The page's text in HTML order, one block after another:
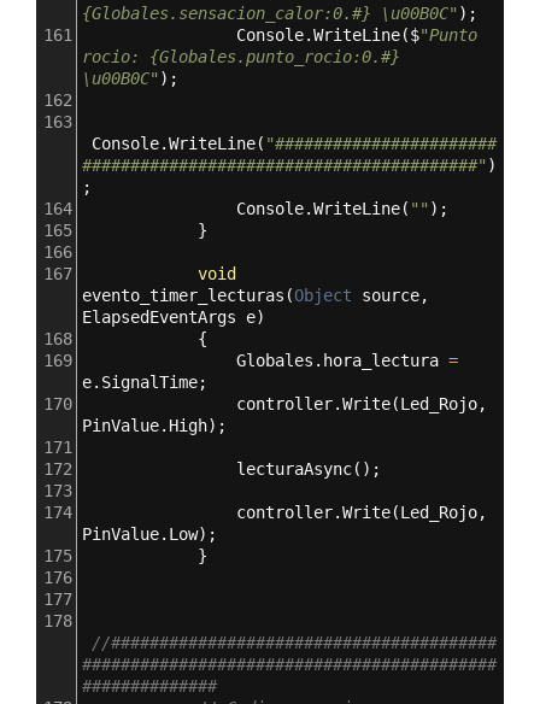
{Globales.sensacion_calor:0.#} \u00B0C" );
161
Console.WriteLine($"Punto
rocio: {Globales.punto_rocio:0.#}
\u00B0C" );
162
163
Console.WriteLine( "#######################
#########################################" )
;
164
Console.WriteLine( "" );
165
}
166
167
void
evento_timer_lecturas (Object source
ElapsedEventArgs
e)
168
{
169
Globales . hora_lectura =
e. SignalTime;
170
controller.Write(Led_Rojo
PinValue. High);
171
172
lecturaAsync();
173
174
controller.Write(Led_Rojo
PinValue. Low);
175
}
176
177
178
//########################################
###########################################
##############